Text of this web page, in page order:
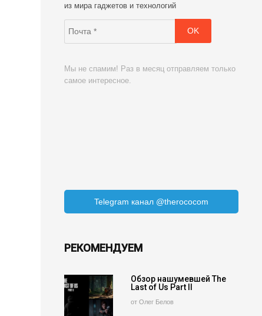
из мира гаджетов и технологий
Мы не спамим! Раз в месяц отправляем только
самое интересное.
Telegram канал @therococom
РЕКОМЕНДУЕМ
Обзор нашумевшей The
Last of Us Part II
от Олег Белов